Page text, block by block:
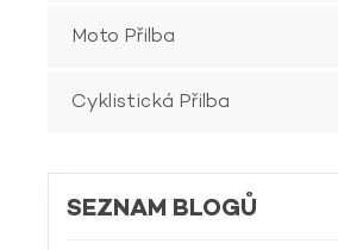
Moto Přilba
Cyklistická Přilba
SEZNAM BLOGŮ